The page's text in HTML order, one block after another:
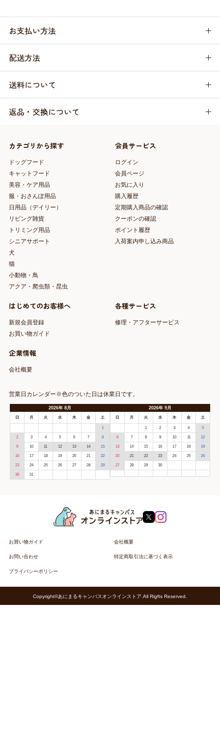
お支払い方法
配送方法
送料について
返品・交換について
カテゴリから探す
ドッグフード
キャットフード
美容・ケア用品
服・おさんぽ用品
日用品（デイリー）
リビング雑貨
トリミング用品
シニアサポート
犬
猫
小動物・鳥
アクア・爬虫類・昆虫
会員サービス
ログイン
会員ページ
お気に入り
購入履歴
定期購入商品の確認
クーポンの確認
ポイント履歴
入荷案内申し込み商品
はじめてのお客様へ
新規会員登録
お買い物ガイド
各種サービス
修理・アフターサービス
企業情報
会社概要
営業日カレンダー※色のついた日は休業日です。
2026年 8月
日 月 火 水 木 金 土
1
2 3 4 5 6 7 8
9 10 11 12 13 14 15
16 17 18 19 20 21 22
23 24 25 26 27 28 29
30 31
2026年9月
日 月 火 水 木 金 土
1 2 3 4 5
6 7 8 9 10 11 12
13 14 15 16 17 18 19
20 21 22 23 24 25 26
27 28 29 30
お買い物ガイド 会社概要
お問い合わせ 特定商取引法に基づく表示
プライバシーポリシー
Copyright©あにまるキャンパスオンラインストア.All Rigfts Reserved.